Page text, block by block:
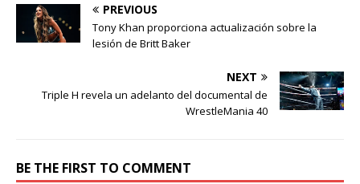
PREVIOUS
Tony Khan proporciona actualización sobre la
lesión de Britt Baker
NEXT
Triple H revela un adelanto del documental de
WrestleMania 40
BE THE FIRST TO COMMENT